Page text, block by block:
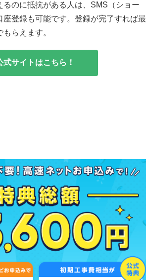
るのに抵抗がある人は、SMS（ショー
座登録も可能です。登録が完了すれば最
らえます。
式サイトはこちら！